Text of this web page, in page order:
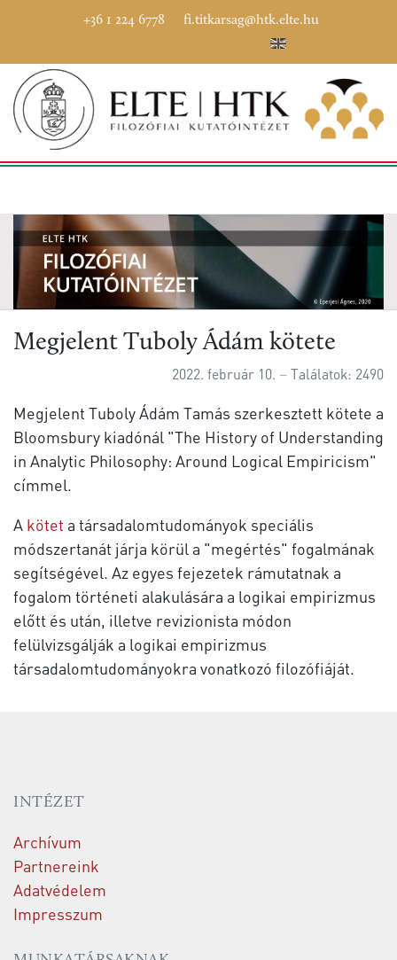
+36 1 224 6778 fi.titkarsag@htk.elte.hu
Megjelent Tuboly Ádám kötete
2022. február 10. Találatok: 2490
Megjelent Tuboly Ádám Tamás szerkesztett kötete a
Bloomsbury kiadónál "The History of Understanding
in Analytic Philosophy: Around Logical Empiricism"
címmel.
A kötet a társadalomtudományok speciális
módszertanát járja körül a "megértés" fogalmának
segítségével. Az egyes fejezetek rámutatnak a
fogalom történeti alakulására a logikai empirizmus
előtt és után, illetve revizionista módon
felülvizsgálják a logikai empirizmus
társadalomtudományokra vonatkozó filozófiáját.
INTÉZET
Archívum
Partnereink
Adatvédelem
Impresszum